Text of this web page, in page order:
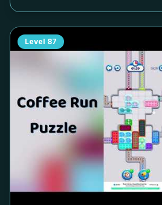
Level 87